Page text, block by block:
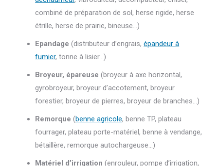
combiné de préparation de sol, herse rigide, herse
étrille, herse de prairie, bineuse…)
Epandage (distributeur d’engrais,épandeur à
fumier, tonne à lisier…)
Broyeur, épareuse (broyeur à axe horizontal,
gyrobroyeur, broyeur d’accotement, broyeur
forestier, broyeur de pierres, broyeur de branches…)
Remorque (benne agricole, benne TP, plateau
fourrager, plateau porte-matériel, benne à vendange,
bétaillère, remorque autochargeuse…)
Matériel d’irrigation (enrouleur, pompe d’irrigation,